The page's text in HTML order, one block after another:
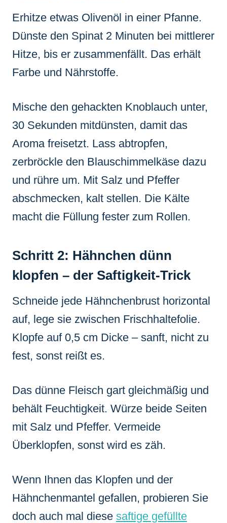
Erhitze etwas Olivenöl in einer Pfanne.
Dünste den Spinat 2 Minuten bei mittlerer
Hitze, bis er zusammenfällt. Das erhält
Farbe und Nährstoffe.
Mische den gehackten Knoblauch unter,
30 Sekunden mitdünsten, damit das
Aroma freisetzt. Lass abtropfen,
zerbröckle den Blauschimmelkäse dazu
und rühre um. Mit Salz und Pfeffer
abschmecken, kalt stellen. Die Kälte
macht die Füllung fester zum Rollen.
Schritt 2: Hähnchen dünn
klopfen – der Saftigkeit-Trick
Schneide jede Hähnchenbrust horizontal
auf, lege sie zwischen Frischhaltefolie.
Klopfe auf 0,5 cm Dicke – sanft, nicht zu
fest, sonst reißt es.
Das dünne Fleisch gart gleichmäßig und
behält Feuchtigkeit. Würze beide Seiten
mit Salz und Pfeffer. Vermeide
Überklopfen, sonst wird es zäh.
Wenn Ihnen das Klopfen und der
Hähnchenmantel gefallen, probieren Sie
doch auch mal diese saftige gefüllte